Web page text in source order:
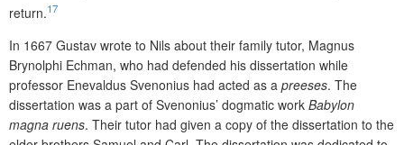
return.17
In 1667 Gustav wrote to Nils about their family tutor, Magnus
Brynolphi Echman, who had defended his dissertation while
professor Enevaldus Svenonius had acted as a preeses. The
dissertation was a part of Svenonius’ dogmatic work Babylon
magna ruens. Their tutor had given a copy of the dissertation to the